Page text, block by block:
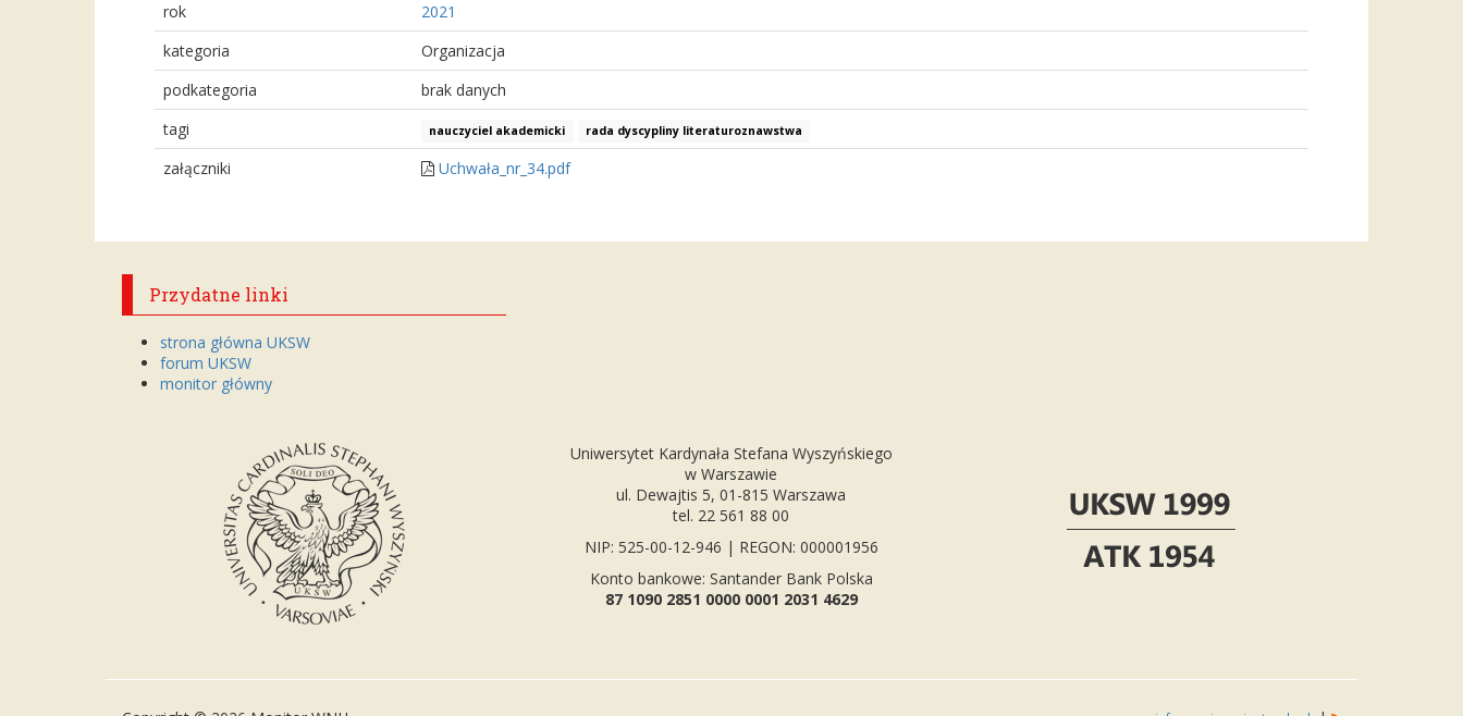
rok
2021
kategoria
Organizacja
podkategoria
brak danych
tagi
nauczyciel akademicki rada dyscypliny literaturoznawstwa
załączniki Uchwała_nr_34.pdf
Przydatne linki
strona główna UKSW
forum UKSW
monitor główny
Uniwersytet Kardynała Stefana Wyszyńskiego
w Warszawie
ul. Dewajtis 5, 01-815 Warszawa
tel. 22 561 88 00
NIP: 525-00-12-946 | REGON: 000001956
Konto bankowe: Santander Bank Polska
87 1090 2851 0000 0001 2031 4629